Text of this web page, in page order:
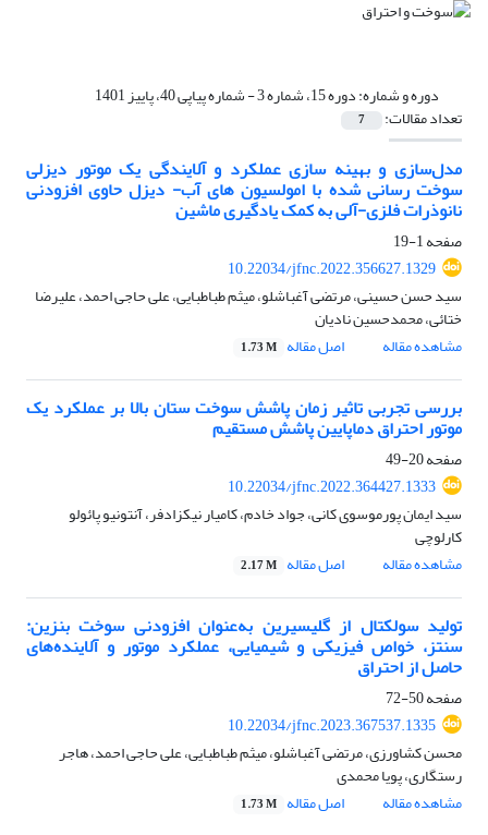
دوره و شماره:دوره 15، شماره 3 - شماره پیاپی 40، پاییز 1401
تعداد مقالات: 7
مدل‌سازی و بهینه سازی عملکرد و آلایندگی یک موتور دیزلی
سوخت رسانی شده با امولسیون های آب- دیزل حاوی افزودنی
نانوذرات فلزی-آلی به کمک یادگیری ماشین
صفحه1-19
10.22034/jfnc.2022.356627.1329
سید حسن حسینی، مرتضی آغباشلو، میثم طباطبایی، علی حاجی احمد، علیرضا
ختائی، محمدحسین نادیان
مشاهده مقاله
اصل مقاله 1.73 M
بررسی تجربی تاثیر زمان پاشش سوخت ستان بالا بر عملکرد یک
موتور احتراق دماپایین پاشش مستقیم
صفحه20-49
10.22034/jfnc.2022.364427.1333
سید ایمان پورموسوی کانی، جواد خادم، کامیار نیکزادفر، آنتونیو پائولو
کارلوچی
مشاهده مقاله
اصل مقاله 2.17 M
تولید سولکتال از گلیسیرین به‌عنوان افزودنی سوخت بنزین:
سنتز، خواص فیزیکی و شیمیایی، عملکرد موتور و آلاینده‌های
حاصل از احتراق
صفحه50-72
10.22034/jfnc.2023.367537.1335
محسن کشاورزی، مرتضی آغباشلو، میثم طباطبایی، علی حاجی احمد، هاجر
رستگاری، پویا محمدی
مشاهده مقاله
اصل مقاله 1.73 M